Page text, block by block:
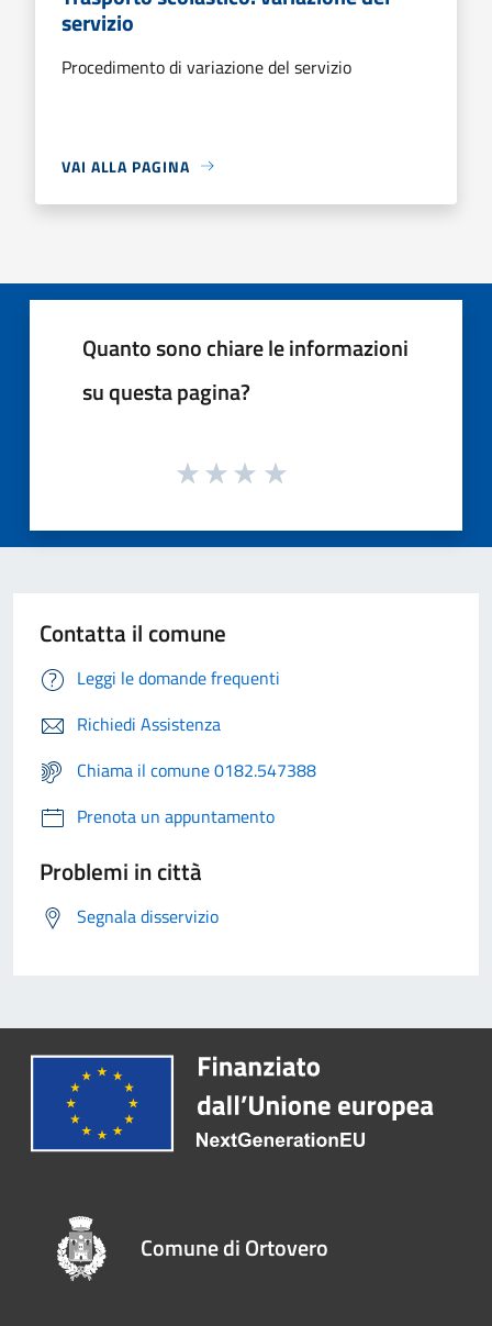
servizio
Procedimento di variazione del servizio
VAI ALLA PAGINA
Quanto sono chiare le informazioni
su questa pagina?
Contatta il comune
Leggi le domande frequenti
Richiedi Assistenza
Chiama il comune 0182.547388
Prenota un appuntamento
Problemi in città
Segnala disservizio
Comune di Ortovero